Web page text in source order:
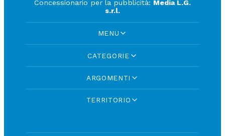
Concessionario per la pubblicità: Media L.G.
s.r.l.
MENU
CATEGORIE
ARGOMENTI
TERRITORIO